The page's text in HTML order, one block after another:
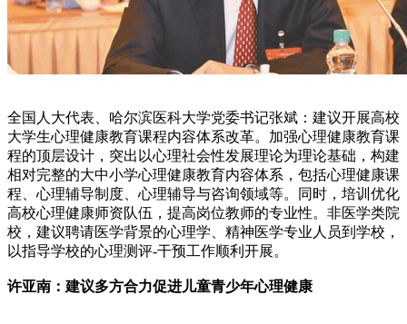
全国人大代表、哈尔滨医科大学党委书记张斌：建议开展高校
大学生心理健康教育课程内容体系改革。加强心理健康教育课
程的顶层设计，突出以心理社会性发展理论为理论基础，构建
相对完整的大中小学心理健康教育内容体系，包括心理健康课
程、心理辅导制度、心理辅导与咨询领域等。同时，培训优化
高校心理健康师资队伍，提高岗位教师的专业性。非医学类院
校，建议聘请医学背景的心理学、精神医学专业人员到学校，
以指导学校的心理测评-干预工作顺利开展。
许亚南：建议多方合力促进儿童青少年心理健康